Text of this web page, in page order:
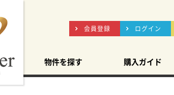
会員登録 ログイン
物件を探す 購入ガイド